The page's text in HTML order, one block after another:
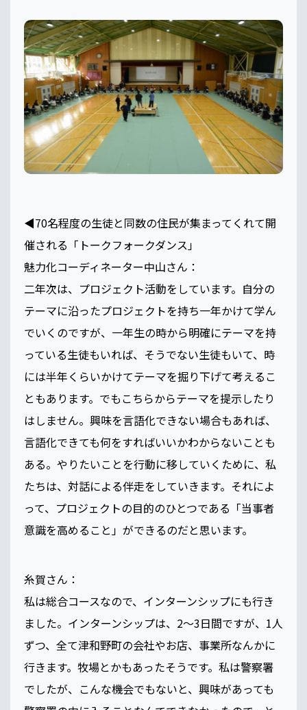
◀️70名程度の生徒と同数の住民が集まってくれて開
催される「トークフォークダンス」
魅力化コーディネーター中山さん：
二年次は、プロジェクト活動をしています。自分の
テーマに沿ったプロジェクトを持ち一年かけて学ん
でいくのですが、一年生の時から明確にテーマを持
っている生徒もいれば、そうでない生徒もいて、時
には半年くらいかけてテーマを掘り下げて考えるこ
ともあります。でもこちらからテーマを提示したり
はしません。興味を言語化できない場合もあれば、
言語化できても何をすればいいかわからないことも
ある。やりたいことを行動に移していくために、私
たちは、対話による伴走をしていきます。それによ
って、プロジェクトの目的のひとつである「当事者
意識を高めること」ができるのだと思います。
糸賀さん：
私は総合コースなので、インターンシップにも行き
ました。インターンシップは、2～3日間ですが、1人
ずつ、全て津和野町の会社やお店、事業所なんかに
行きます。牧場とかもあったそうです。私は警察署
でしたが、こんな機会でもないと、興味があっても